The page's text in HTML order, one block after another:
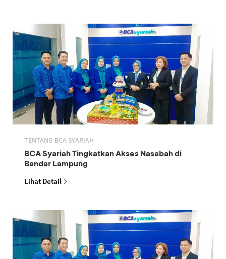
TENTANG BCA SYARIAH
BCA Syariah Tingkatkan Akses Nasabah di
Bandar Lampung
Lihat Detail